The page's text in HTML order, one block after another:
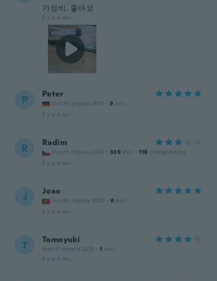
가성비. 좋아요
il y a 4 ans
P Peter
Inscrit depuis 2017 · 9 avis
il y a 4 ans
R Radim
Inscrit depuis 2018 · 339 avis · 119 chargements
il y a 4 ans
J Joao
Inscrit depuis 2020 · 8 avis
il y a 4 ans
T Tomoyuki
Inscrit depuis 2021 · 1 avis
il y a 4 ans